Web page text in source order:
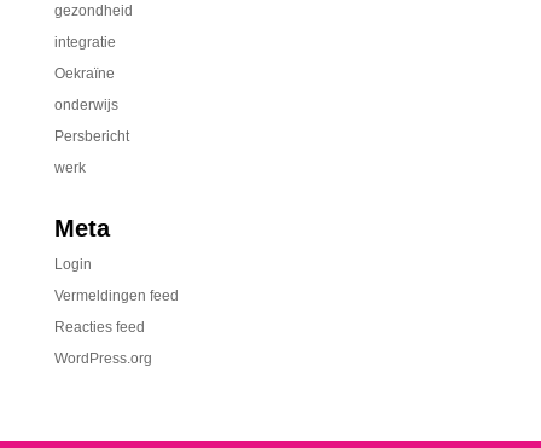
gezondheid
integratie
Oekraïne
onderwijs
Persbericht
werk
Meta
Login
Vermeldingen feed
Reacties feed
WordPress.org